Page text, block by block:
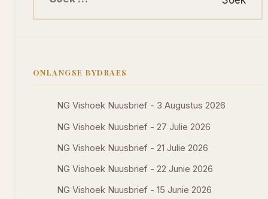
ONLANGSE BYDRAES
NG Vishoek Nuusbrief - 3 Augustus 2026
NG Vishoek Nuusbrief - 27 Julie 2026
NG Vishoek Nuusbrief - 21 Julie 2026
NG Vishoek Nuusbrief - 22 Junie 2026
NG Vishoek Nuusbrief - 15 Junie 2026